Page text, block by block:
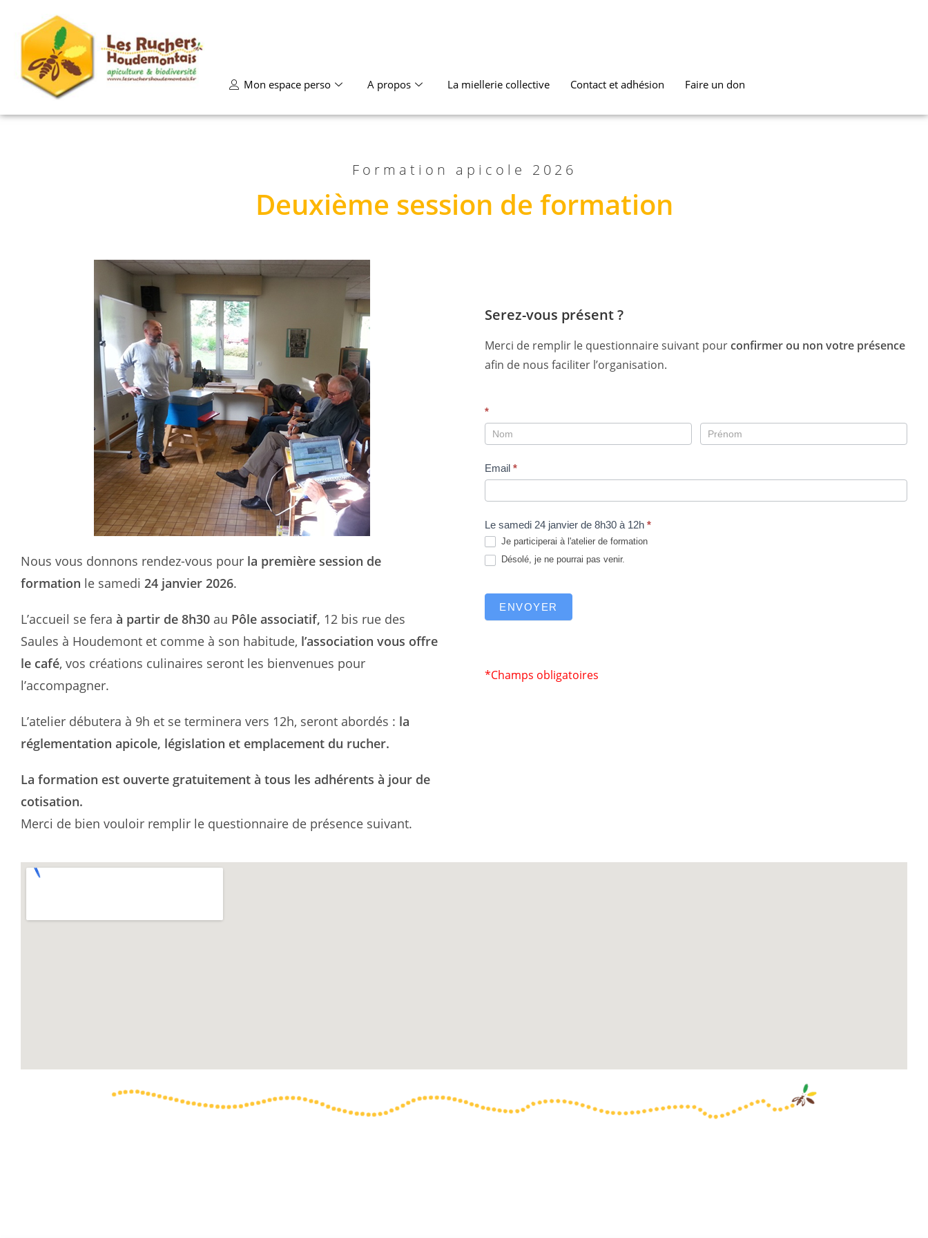
Mon espace perso A propos La miellerie collective Contact et adhésion Faire un don
Formation apicole 2026
Deuxième session de formation
Nous vous donnons rendez-vous pour la première session de
formation le samedi 24 janvier 2026.
L’accueil se fera à partir de 8h30 au Pôle associatif, 12 bis rue des
Saules à Houdemont et comme à son habitude, l’association vous offre
le café, vos créations culinaires seront les bienvenues pour
l’accompagner.
L’atelier débutera à 9h et se terminera vers 12h, seront abordés : la
réglementation apicole, législation et emplacement du rucher.
La formation est ouverte gratuitement à tous les adhérents à jour de
cotisation.
Merci de bien vouloir remplir le questionnaire de présence suivant.
Serez-vous présent ?
Merci de remplir le questionnaire suivant pourconfirmer ou non votre présence
afin de nous faciliter l’organisation.
2026
inscription
la
de
formation
*
Email *
Le samedi 24 janvier de 8h30 à 12h *
Je participerai à l'atelier de formation
Désolé, je ne pourrai pas venir.
ENVOYER
*Champs obligatoires